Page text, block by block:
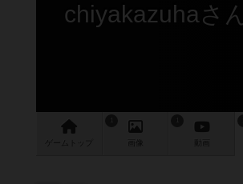
chiyakazuhaさ
ゲーム 画像